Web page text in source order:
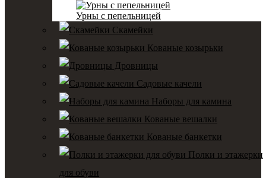
Урны с пепельницей
Скамейки
Кованые козырьки
Дровницы
Садовые качели
Наборы для камина
Кованые вешалки
Кованые банкетки
Полки и этажерки
для обуви